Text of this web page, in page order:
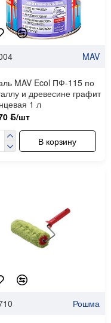
MAV
MAV Ecol ПФ-115 по
и древесине графит
1 л
ƃ/шт
В корзину
Рошма